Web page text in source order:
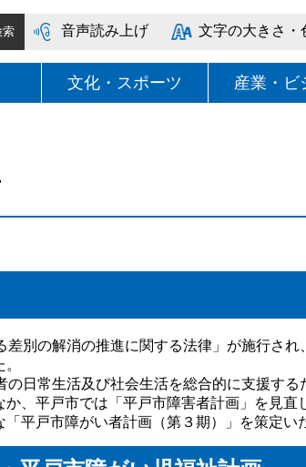
音声読み上げ 文字の大きさ・
文化・スポーツ 産業・ビ
別の解消の推進に関する法律」が施行され
常生活及び社会生活を総合的に支援する
、平戸市では「平戸市障害者計画」を見直
平戸市障がい者計画（第３期）」を策定い